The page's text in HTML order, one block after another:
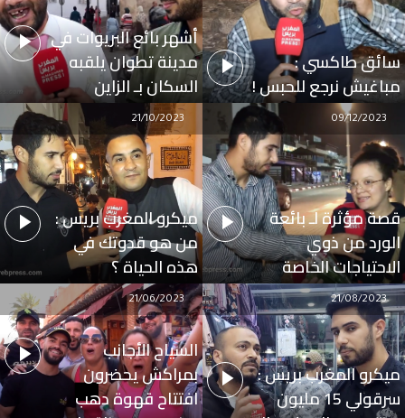
سائق طاكسي :
مباغيش نرجع للحبس !
أشهر بائع البريوات في
مدينة تطوان يلقبه
السكان بـ الزاين
قصة مؤثرة لـ بائعة
الورد من ذوي
الاحتياجات الخاصة
09/12/2023
ميكرو المغرب بريس :
من هو قدوتك في
هذه الحياة ؟
21/10/2023
ميكرو المغرب بريس :
سرقولي 15 مليون
21/08/2023
السياح الأجانب
بمراكش يحضرون
افتتاح قهوة دهب
21/06/2023